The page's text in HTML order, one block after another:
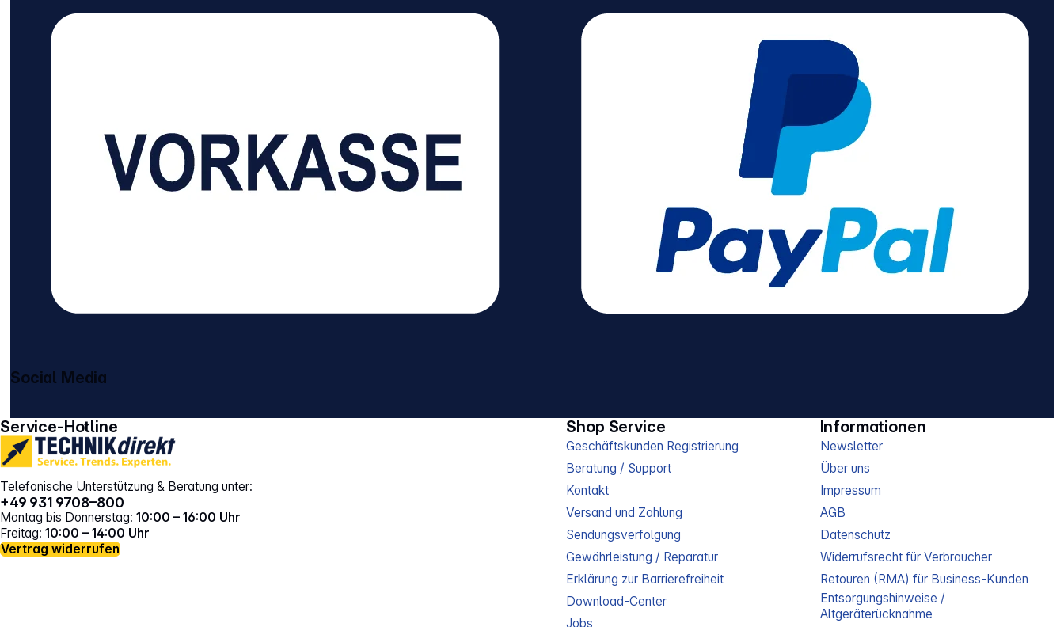
Service-Hotline
Telefonische Unterstützung & Beratung unter:
+49 931 9708–800
Montag bis Donnerstag: 10:00 – 16:00 Uhr
Freitag: 10:00 – 14:00 Uhr
Vertrag widerrufen
Shop Service
Geschäftskunden Registrierung
Beratung / Support
Kontakt
Versand und Zahlung
Sendungsverfolgung
Gewährleistung / Reparatur
Erklärung zur Barrierefreiheit
Download-Center
Jobs
Informationen
Newsletter
Über uns
Impressum
AGB
Datenschutz
Widerrufsrecht für Verbraucher
Retouren (RMA) für Business-Kunden
Entsorgungshinweise /
Altgeräterücknahme
Social Media